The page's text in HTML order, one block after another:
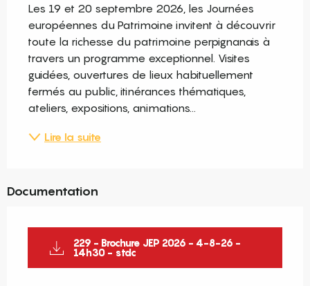
Les 19 et 20 septembre 2026, les Journées
européennes du Patrimoine invitent à découvrir
toute la richesse du patrimoine perpignanais à
travers un programme exceptionnel. Visites
guidées, ouvertures de lieux habituellement
fermés au public, itinérances thématiques,
ateliers, expositions, animations...
Lire la suite
Documentation
229 - Brochure JEP 2026 - 4-8-26 -
14h30 - stdc